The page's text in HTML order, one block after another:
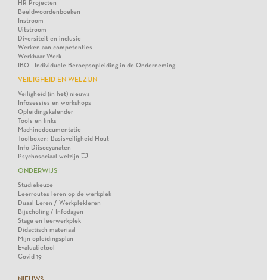
HR Projecten
Beeldwoordenboeken
Instroom
Uitstroom
Diversiteit en inclusie
Werken aan competenties
Werkbaar Werk
IBO - Individuele Beroepsopleiding in de Onderneming
VEILIGHEID EN WELZIJN
Veiligheid (in het) nieuws
Infosessies en workshops
Opleidingskalender
Tools en links
Machinedocumentatie
Toolboxen: Basisveiligheid Hout
Info Diisocyanaten
Psychosociaal welzijn
ONDERWIJS
Studiekeuze
Leerroutes leren op de werkplek
Duaal Leren / Werkplekleren
Bijscholing / Infodagen
Stage en leerwerkplek
Didactisch materiaal
Mijn opleidingsplan
Evaluatietool
Covid-19